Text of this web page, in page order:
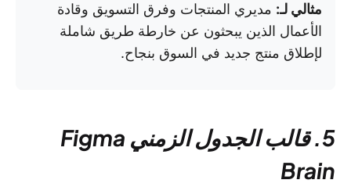
مثالي لـ: مديري المنتجات وفرق التسويق وقادة
الأعمال الذين يبحثون عن خارطة طريق شاملة
لإطلاق منتج جديد في السوق بنجاح.
5. قالب الجدول الزمني Figma
Brain